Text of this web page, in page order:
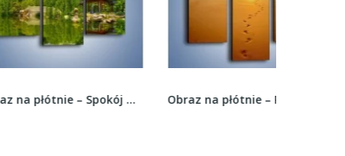
Obraz na płótnie – Spokój w małym skrawku... Obraz na płótnie – Piaskowym krokiem do słońca...